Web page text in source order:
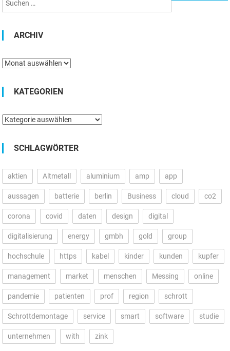
ARCHIV
Archiv
KATEGORIEN
Kategorien
SCHLAGWÖRTER
aktien Altmetall aluminium amp app
aussagen batterie berlin Business cloud co2
corona covid daten design digital
digitalisierung energy gmbh gold group
hochschule https kabel kinder kunden kupfer
management market menschen Messing online
pandemie patienten prof region schrott
Schrottdemontage service smart software studie
unternehmen with zink